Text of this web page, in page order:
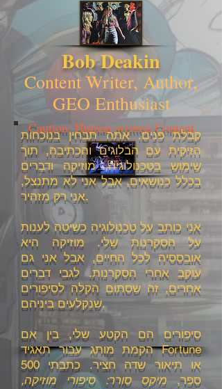
Bob Deakin
Content Writer, Author,
GEO Enthusiast
Caution: Human-written Content
קבלת פנים. אתה תבחין בנוכחות
הזיקית עם הבלוגים והכתיבה, תוך
שימוש בטכנולוגיה, מוזיקה ודברים
בכלל כנושאים, אבל אני לא מתנצל,
אני רק מזהיר.
אני כותב על טכנולוגיה כשיטה לענות
על הסקרנות שלי. מוזיקה היא
אובססיה לכל החיים, אבל אני גם
עוקב אחרי הסקרנות. לגבי דברים
אחרים, זה שסתום הקלה לסיפורים
שנקלעים ביניהם.
סיפורים הם הקטע שלי, בין אם
הקמת מותג עבור תאגיד Fortune
500 או תיאור שדה חציר. כתבתי
ספר,
מיקס סורר: סיפורי מוזיקה,